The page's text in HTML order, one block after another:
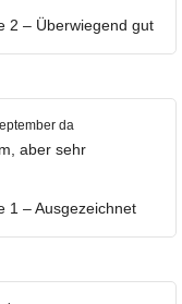
2 – Überwiegend gut
da
aber sehr
1 – Ausgezeichnet